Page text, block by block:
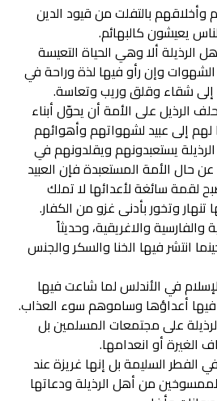
بالتفلت من قيود الدين
يعيشون كالبهائم.
الرذيلة ألا وهي الحياة التعيسة
وإن رأو فيها لذة وراحة في
إلى شقاء وقلق وريب وتعاسة.
الرذيل على الأمة أن يحوّل أبناء
لهم إلى عبيد لشهواتهم وأهوائهم
يستعبدونهم ويقلدونهم في
حال الأمة المستعبدة فإن العبيد
لقمة سائغة لأعدائها لا تملك
وتخور بأدنى غزو من الكفار.
والفارسية والاغريقية، وحديثاً
انتشر فيها الخنا والسكر والجنس
في الأندلس لما شاعت فيها
أعداؤها وساموهم سوء العذاب.
على مجتمعات المسلمين بل
الغيرة أو انعدامها.
الفطر السليمة بل إنها غريزة عند
من أهل الرذيلة ودعاتها